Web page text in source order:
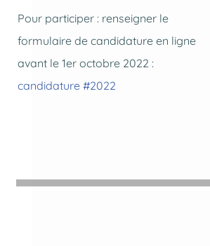
Pour participer : renseigner le
formulaire de candidature en ligne
avant le 1er octobre 2022 :
candidature #2022